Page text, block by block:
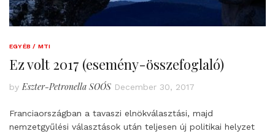
EGYÉB / MTI
Ez volt 2017 (esemény-összefoglaló)
by Eszter-Petronella SOÓS December 30, 2017
Franciaországban a tavaszi elnökválasztási, majd
nemzetgyűlési választások után teljesen új politikai helyzet